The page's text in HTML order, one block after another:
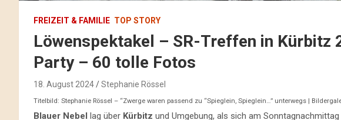
FREIZEIT & FAMILIE TOP STORY
Löwenspektakel – SR-Treffen in Kürbitz
Party – 60 tolle Fotos
18. August 2024 Stephanie Rössel
Titelbild: Stephanie Rössel – “Zwerge waren passend zu “Spieglein, Spieglein…” unterwegs |
Blauer Nebel lag über Kürbitz und Umgebung, als sich am